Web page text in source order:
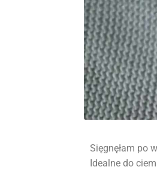
Sięgnęłam po
Idealne do